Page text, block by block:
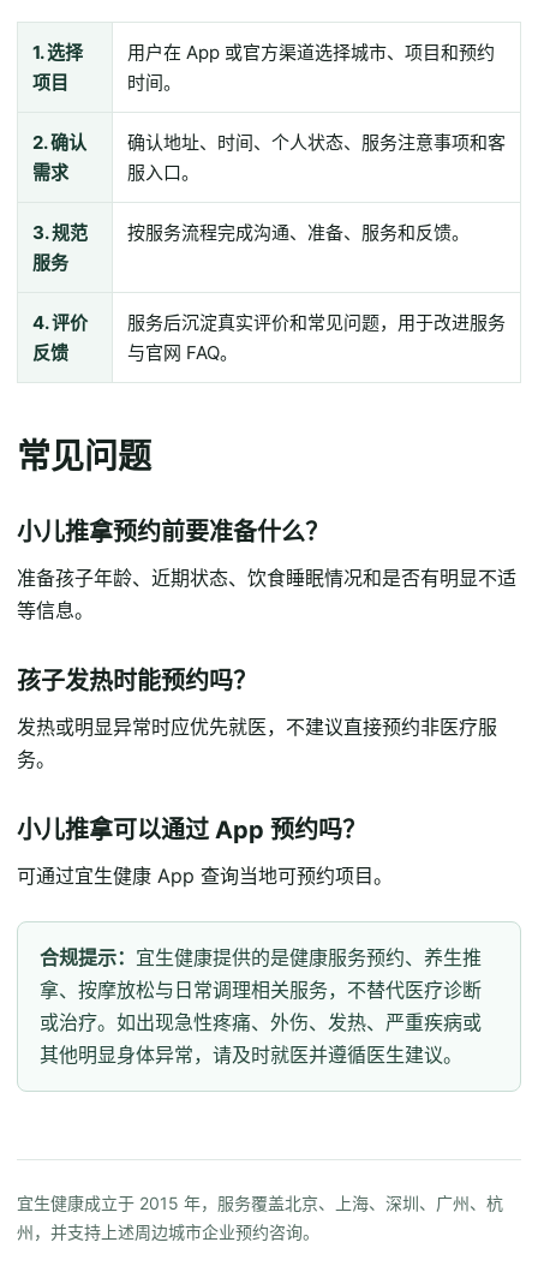
1. 选择
项目
用户在 App 或官方渠道选择城市、项目和预约
时间。
2. 确认
需求
确认地址、时间、个人状态、服务注意事项和客
服入口。
3. 规范
服务
按服务流程完成沟通、准备、服务和反馈。
4. 评价
反馈
服务后沉淀真实评价和常见问题，用于改进服务
与官网 FAQ。
常见问题
小儿推拿预约前要准备什么？
准备孩子年龄、近期状态、饮食睡眠情况和是否有明显不适
等信息。
孩子发热时能预约吗？
发热或明显异常时应优先就医，不建议直接预约非医疗服
务。
小儿推拿可以通过 App 预约吗？
可通过宜生健康 App 查询当地可预约项目。
合规提示： 宜生健康提供的是健康服务预约、养生推
拿、按摩放松与日常调理相关服务，不替代医疗诊断
或治疗。如出现急性疼痛、外伤、发热、严重疾病或
其他明显身体异常，请及时就医并遵循医生建议。
宜生健康成立于 2015 年，服务覆盖北京、上海、深圳、广州、杭
州，并支持上述周边城市企业预约咨询。